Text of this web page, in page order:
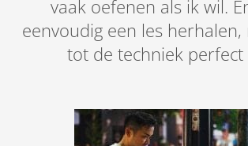
vaak oefenen als ik wil.
eenvoudig een les herhalen,
tot de techniek perfect